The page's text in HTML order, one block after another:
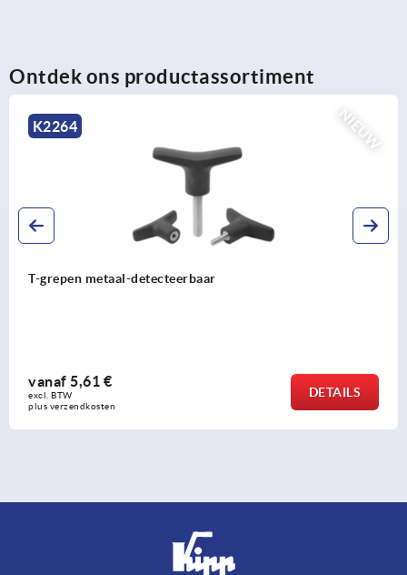
Ontdek ons productassortiment
T-grepen visueel detecteerbaar
vanaf
plus verzendkosten